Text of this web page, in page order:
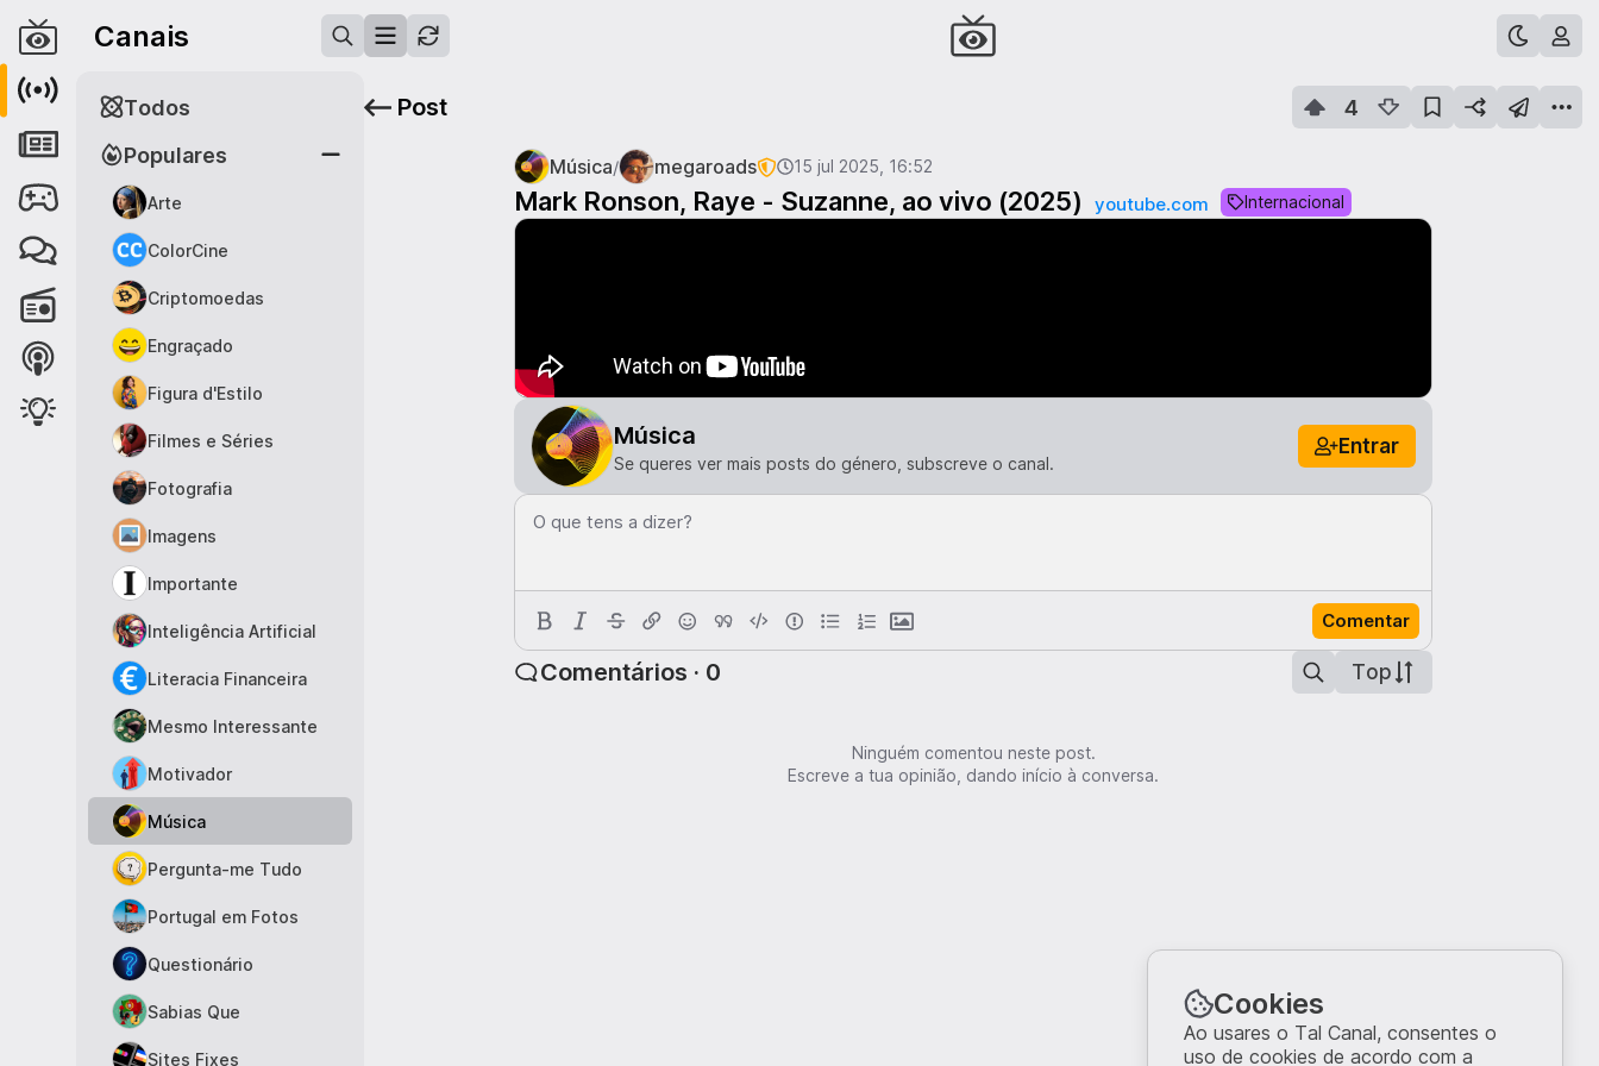
Canais
Populares
Arte
ColorCine
Criptomoedas
Engraçado
Figura d'Estilo
Filmes e Séries
Fotografia
Imagens
Importante
Inteligência Artificial
Literacia Financeira
Mesmo Interessante
Motivador
Música
Pergunta-me Tudo
Portugal em Fotos
Questionário
Sabias Que
Sites Fixes
Todos Post 4
Música/ megaroads 15 jul 2025, 16:52
Mark Ronson, Raye - Suzanne, ao vivo (2025) youtube.com Internacional
Música
Se queres ver mais posts do género, subscreve o canal.
Entrar
O que tens a dizer?
Comentar
Comentários · 0 Top
Ninguém comentou neste post.
Escreve a tua opinião, dando início à conversa.
Cookies
Ao usares o Tal Canal, consentes o
uso de cookies de acordo com a